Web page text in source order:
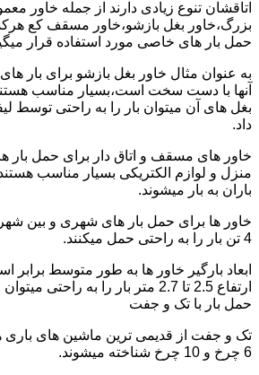
اتاقشان تنوع زیادی دارند از جمله خاور
بزرگ،خاور بغل بازشو،خاور مسقف کع
حمل بار های خاصی مورد استفاده قرار
به عنوان مثال خاور بغل بازشو برای بار
آنها با دست سخت است،بسیار مناسب
بغل های آن میتوان بار را به راحتی توسط
داد.
خاور های مسقف و اتاق دار برای حمل بار
منزل و لوازم الکتریکی بسیار مناسب
باران به بار میشوند.
خاور ها برای حمل بار های شهری و بین
4 تن بار را به راحتی حمل میکنند.
ارتفاع 2.5 تا 2.7 متر بار را به راحتی میتوان روی آنها قرار داد.
حمل بار با تک و جفت
تک و جفت از قدیمی ترین ماشین های باری
6 چرخ و 10 چرخ شناخته میشوند.